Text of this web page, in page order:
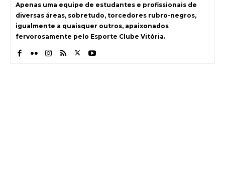
Apenas uma equipe de estudantes e profissionais de
diversas áreas, sobretudo, torcedores rubro-negros,
igualmente a quaisquer outros, apaixonados
fervorosamente pelo Esporte Clube Vitória.